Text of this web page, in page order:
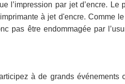
l’impression par jet d’encre. Le
à jet d'encre. Comme
pas être endommagée par
à de grands événements